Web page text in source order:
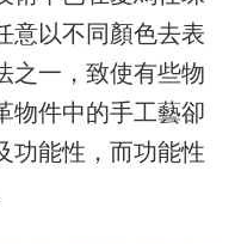
意以不同顏色去表
之一，致使有些物
物件中的手工藝卻
功能性，而功能性